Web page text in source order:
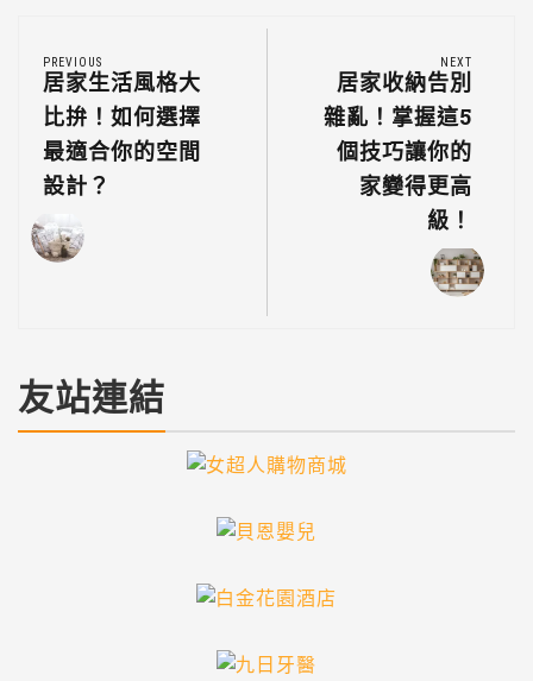
PREVIOUS
居家生活風格大
比拚！如何選擇
最適合你的空間
設計？
NEXT
居家收納告別
雜亂！掌握這5
個技巧讓你的
家變得更高
級！
友站連結